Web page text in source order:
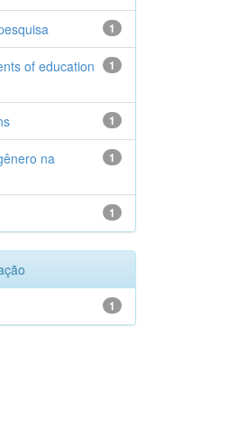
1
1
of education
1
1
na
1
1